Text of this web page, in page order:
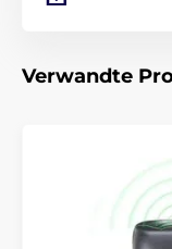
Der
Verwandte